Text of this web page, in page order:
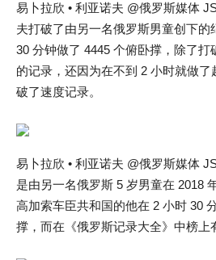
易卜拉欣 • 利亚诺夫 @俄罗斯媒体
夫打破了由另一名俄罗斯男童创下的
30 分钟做了 4445 个俯卧撑，除了打
的记录，还因为在不到 2 小时就做
破了速度记录。
易卜拉欣 • 利亚诺夫 @俄罗斯媒体
是由另一名俄罗斯 5 岁男童在 2018
高加索车臣共和国的他在 2 小时 30
撑，而在《俄罗斯记录大全》中榜上